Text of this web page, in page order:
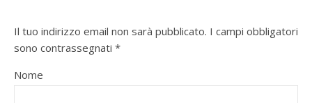
Il tuo indirizzo email non sarà pubblicato. I campi obbligatori
sono contrassegnati *
Nome